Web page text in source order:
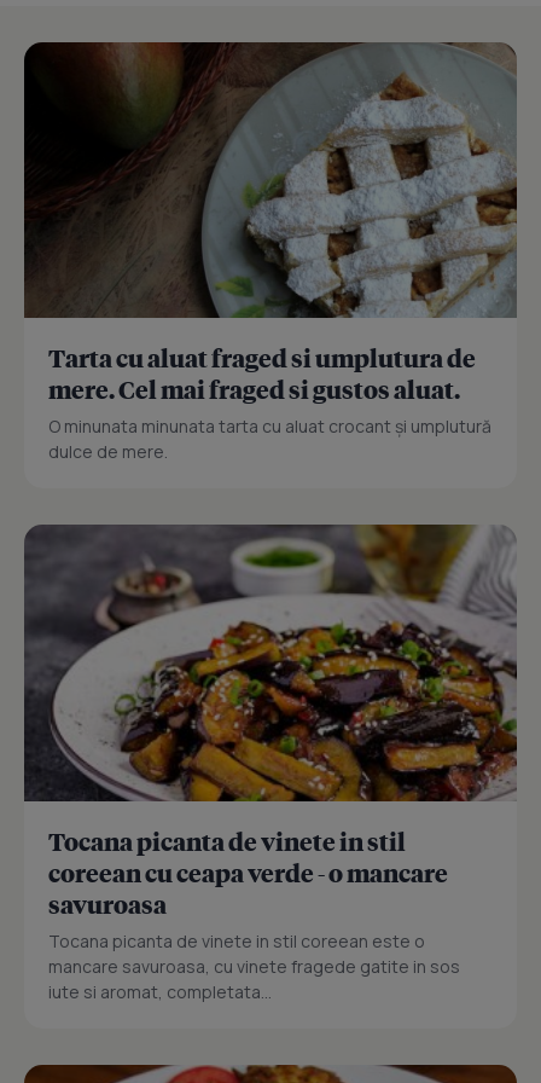
Tarta cu aluat fraged si umplutura de
mere. Cel mai fraged si gustos aluat.
O minunata minunata tarta cu aluat crocant și umplutură
dulce de mere.
Tocana picanta de vinete in stil
coreean cu ceapa verde - o mancare
savuroasa
Tocana picanta de vinete in stil coreean este o
mancare savuroasa, cu vinete fragede gatite in sos
iute si aromat, completata...